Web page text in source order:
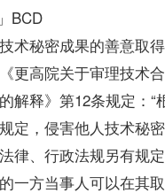
BCD
秘密成果的善意取得
高院关于审理技术合
解释》第12条规定：“
定，侵害他人技术秘
律、行政法规另有规
一方当事人可以在其